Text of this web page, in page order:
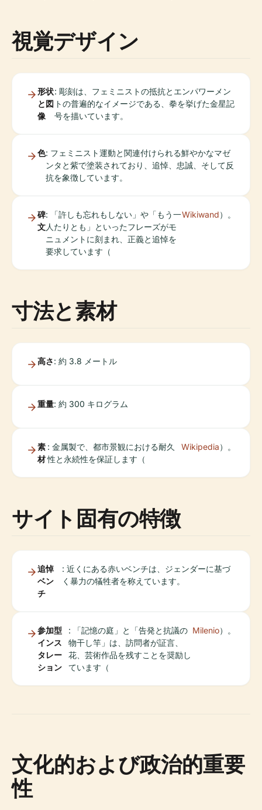
視覚デザイン
形状
と図
像
: 彫刻は、フェミニストの抵抗とエンパワーメン
トの普遍的なイメージである、拳を挙げた金星記
号を描いています。
色: フェミニスト運動と関連付けられる鮮やかなマゼ
ンタと紫で塗装されており、追悼、忠誠、そして反
抗を象徴しています。
碑
文
: 「許しも忘れもしない」や「もう一
人たりとも」といったフレーズがモ
ニュメントに刻まれ、正義と追悼を
要求しています（
Wikiwand）。
寸法と素材
高さ: 約 3.8 メートル
重量: 約 300 キログラム
素
材
: 金属製で、都市景観における耐久
性と永続性を保証します（
Wikipedia）。
サイト固有の特徴
追悼
ベン
チ
: 近くにある赤いベンチは、ジェンダーに基づ
く暴力の犠牲者を称えています。
参加型
インス
タレー
ション
: 「記憶の庭」と「告発と抗議の
物干し竿」は、訪問者が証言、
花、芸術作品を残すことを奨励し
ています（
Milenio）。
文化的および政治的重要
性